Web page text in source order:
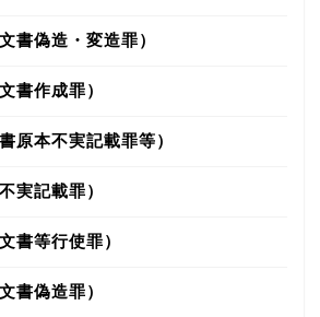
書偽造・変造罪）
書作成罪）
原本不実記載罪等）
実記載罪）
書等行使罪）
書偽造罪）